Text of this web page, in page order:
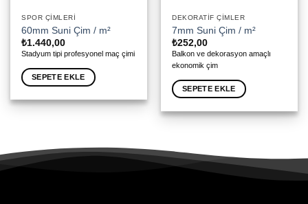
SPOR ÇIMLERI
60mm Suni Çim / m²
₺1.440,00
Stadyum tipi profesyonel maç çimi
SEPETE EKLE
DEKORATIF ÇIMLER
7mm Suni Çim / m²
₺252,00
Balkon ve dekorasyon amaçlı
ekonomik çim
SEPETE EKLE